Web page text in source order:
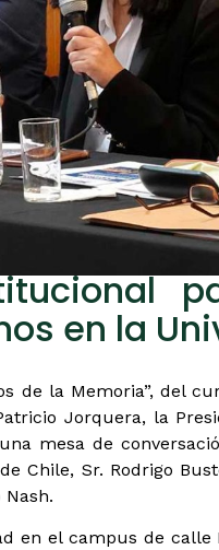
en la
de la Memoria”, del
Jorquera, la
mesa de
Chile, Sr. Rodrigo
el campus de calle